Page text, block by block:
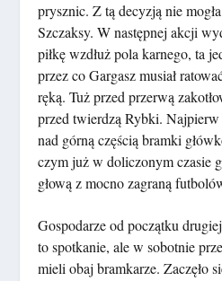
prysznic. Z tą decyzją nie
Szczaksy. W następnej akcji
piłkę wzdłuż pola karnego, ta
przez co Gargasz musiał
ręką. Tuż przed przerwą
przed twierdzą Rybki.
nad górną częścią bramki
czym już w doliczonym czasie
głową z mocno zagraną
Gospodarze od początku
to spotkanie, ale w sobotnie
mieli obaj bramkarze. Zaczęło